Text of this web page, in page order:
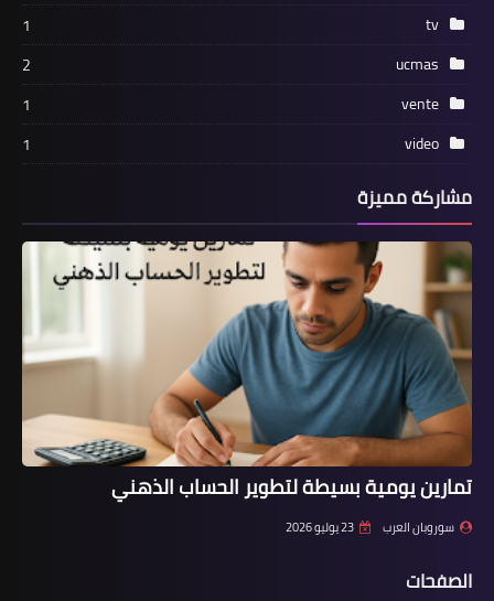
tv
1
ucmas
2
vente
1
video
1
مشاركة مميزة
تمارين يومية بسيطة لتطوير الحساب الذهني
سوروبان العرب 23 يوليو 2026
الصفحات